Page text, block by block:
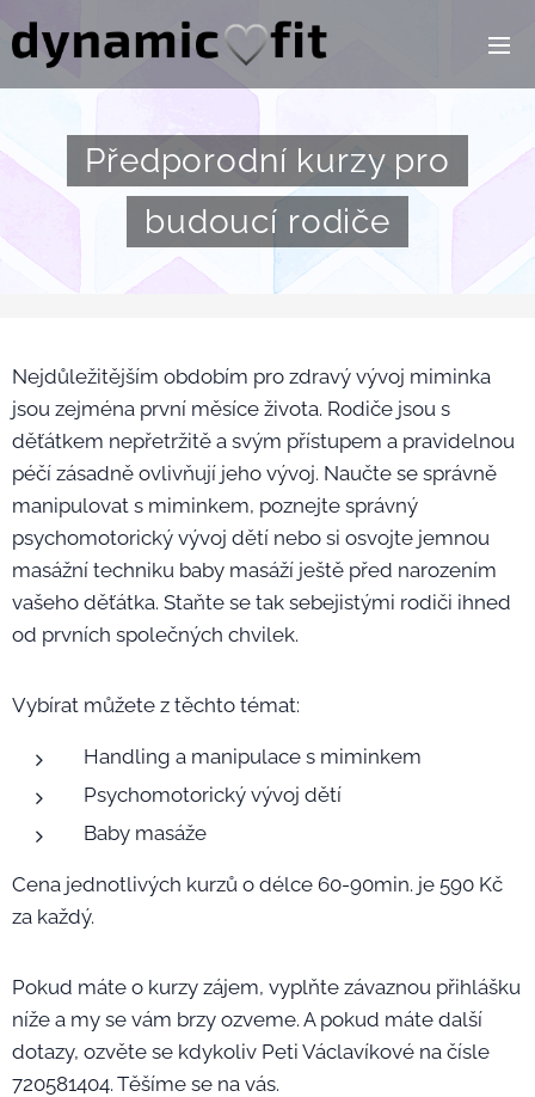
Předporodní kurzy pro
budoucí rodiče
Nejdůležitějším obdobím pro zdravý vývoj miminka
jsou zejména první měsíce života. Rodiče jsou s
děťátkem nepřetržitě a svým přístupem a pravidelnou
péčí zásadně ovlivňují jeho vývoj. Naučte se správně
manipulovat s miminkem, poznejte správný
psychomotorický vývoj dětí nebo si osvojte jemnou
masážní techniku baby masáží ještě před narozením
vašeho děťátka. Staňte se tak sebejistými rodiči ihned
od prvních společných chvilek.
Vybírat můžete z těchto témat:
Handling a manipulace s miminkem
Psychomotorický vývoj dětí
Baby masáže
Cena jednotlivých kurzů o délce 60-90min. je 590 Kč
za každý.
Pokud máte o kurzy zájem, vyplňte závaznou přihlášku
níže a my se vám brzy ozveme. A pokud máte další
dotazy, ozvěte se kdykoliv Peti Václavíkové na čísle
720581404. Těšíme se na vás.